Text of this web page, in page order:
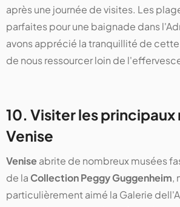
après une journée de visites. Les
parfaites pour une baignade dans
avons apprécié la tranquillité de
de nous ressourcer loin de
10. Visiter les principaux
Venise
Veniseabrite de nombreux musées
de la Collection Peggy Guggenheim,
particulièrement aimé la Galerie